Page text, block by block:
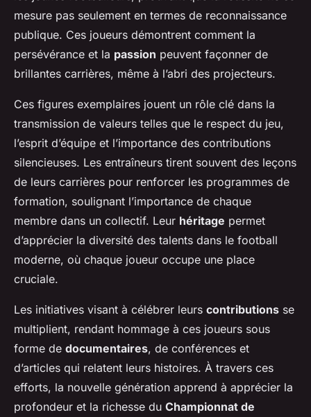
mesure pas seulement en termes de reconnaissance
publique. Ces joueurs démontrent comment la
persévérance et la passion peuvent façonner de
brillantes carrières, même à l’abri des projecteurs.
Ces figures exemplaires jouent un rôle clé dans la
transmission de valeurs telles que le respect du jeu,
l’esprit d’équipe et l’importance des contributions
silencieuses. Les entraîneurs tirent souvent des leçons
de leurs carrières pour renforcer les programmes de
formation, soulignant l’importance de chaque
membre dans un collectif. Leur héritage permet
d’apprécier la diversité des talents dans le football
moderne, où chaque joueur occupe une place
cruciale.
Les initiatives visant à célébrer leurs contributions se
multiplient, rendant hommage à ces joueurs sous
forme de documentaires, de conférences et
d’articles qui relatent leurs histoires. À travers ces
efforts, la nouvelle génération apprend à apprécier la
profondeur et la richesse du Championnat de